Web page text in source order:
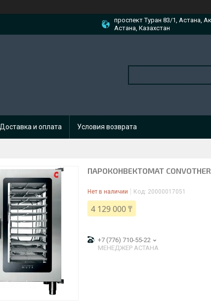
проспект Туран 83/1, Астана,
Астана, Казахстан
Доставка и оплата Условия возврата
ПАРОКОНВЕКТОМАТ
Нет в наличии Код: 20000017051
4 129 000 ₸
+7 (776) 710-55-22
МЕНЕДЖЕР АСТАНА